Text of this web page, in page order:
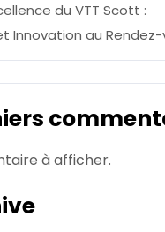
du VTT Scott :
Innovation au Rendez-
à afficher.